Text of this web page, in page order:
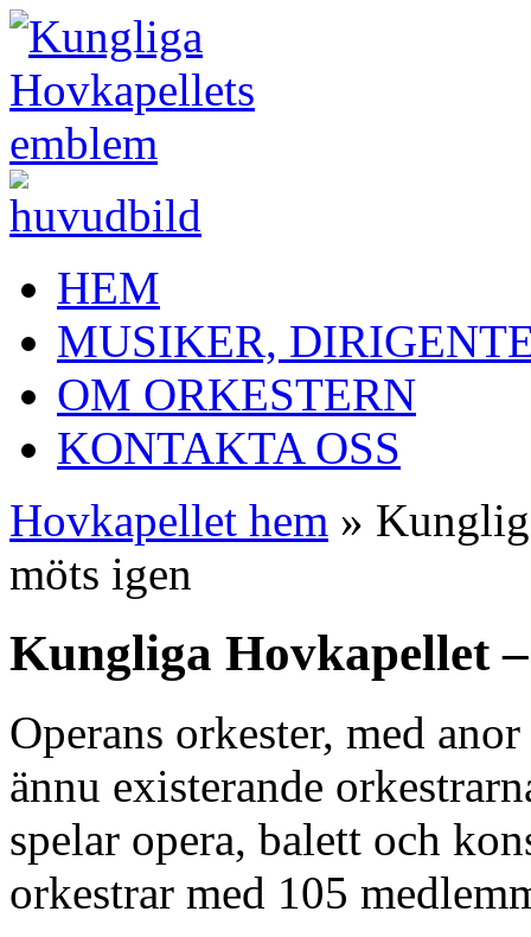
HEM
MUSIKER,
OM ORKESTERN
KONTAKTA OSS
Hovkapellet hem »
möts igen
Kungliga Hovkapellet
Operans orkester, med
ännu existerande
spelar opera, balett och
orkestrar med 105